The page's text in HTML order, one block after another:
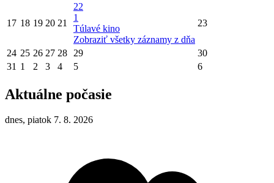
17 18 19 20 21
22
1
Túlavé kino
Zobraziť všetky záznamy z dňa
23
24 25 26 27 28 29
30
31 1 2 3 4 5 6
Aktuálne počasie
dnes, piatok 7. 8. 2026